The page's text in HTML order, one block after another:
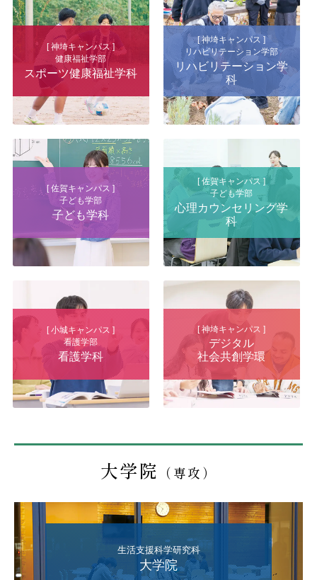
[ 神埼キャンパス ]
健康福祉学部
スポーツ健康福祉学科
[ 神埼キャンパス ]
リハビリテーション学部
リハビリテーション学
科
[ 佐賀キャンパス ]
子ども学部
子ども学科
[ 佐賀キャンパス ]
子ども学部
心理カウンセリング学
科
[ 小城キャンパス ]
看護学部
看護学科
[ 神埼キャンパス ]
デジタル
社会共創学環
大学院 （専攻）
生活支援科学研究科
大学院